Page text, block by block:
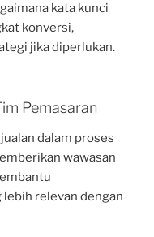
kata kunci
konversi,
jika diperlukan.
Pemasaran
dalam proses
wawasan
relevan dengan